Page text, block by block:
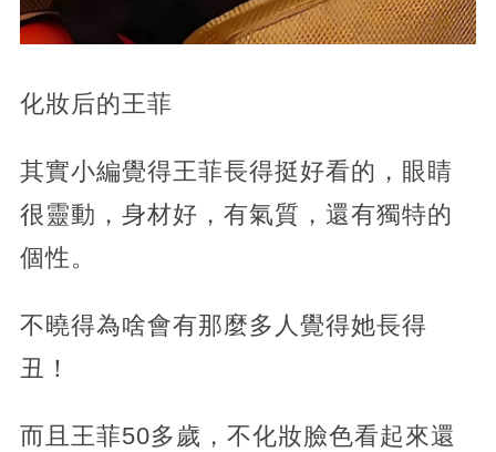
化妝后的王菲
其實小編覺得王菲長得挺好看的，眼睛
很靈動，身材好，有氣質，還有獨特的
個性。
不曉得為啥會有那麼多人覺得她長得
丑！
而且王菲50多歲，不化妝臉色看起來還